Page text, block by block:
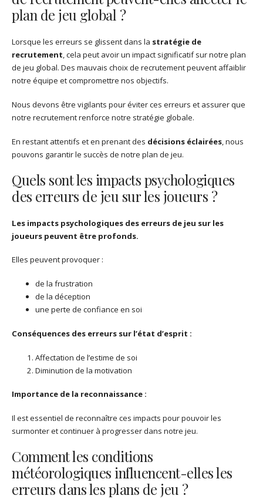
plan de jeu global ?
Lorsque les erreurs se glissent dans la stratégie de
recrutement, cela peut avoir un impact significatif sur notre plan
de jeu global. Des mauvais choix de recrutement peuvent affaiblir
notre équipe et compromettre nos objectifs.
Nous devons être vigilants pour éviter ces erreurs et assurer que
notre recrutement renforce notre stratégie globale.
En restant attentifs et en prenant des décisions éclairées, nous
pouvons garantir le succès de notre plan de jeu.
Quels sont les impacts psychologiques
des erreurs de jeu sur les joueurs ?
Les impacts psychologiques des erreurs de jeu sur les
joueurs peuvent être profonds.
Elles peuvent provoquer :
de la frustration
de la déception
une perte de confiance en soi
Conséquences des erreurs sur l’état d’esprit :
Affectation de l’estime de soi
Diminution de la motivation
Importance de la reconnaissance :
Il est essentiel de reconnaître ces impacts pour pouvoir les
surmonter et continuer à progresser dans notre jeu.
Comment les conditions
météorologiques influencent-elles les
erreurs dans les plans de jeu ?